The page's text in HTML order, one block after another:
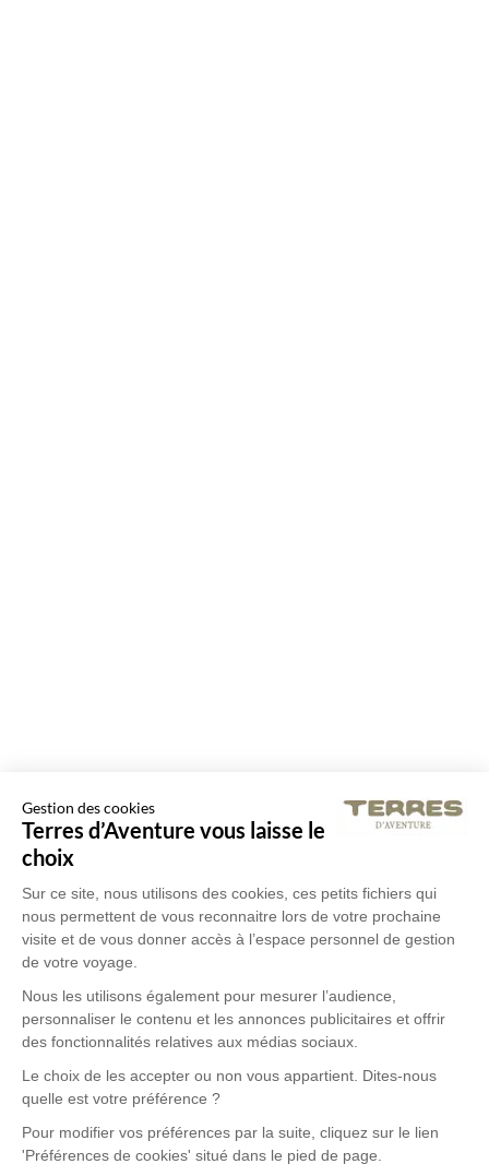
Gestion des cookies
Terres d’Aventure vous laisse le
choix
Sur ce site, nous utilisons des cookies, ces petits fichiers qui
nous permettent de vous reconnaitre lors de votre prochaine
visite et de vous donner accès à l’espace personnel de gestion
de votre voyage.
Nous les utilisons également pour mesurer l’audience,
personnaliser le contenu et les annonces publicitaires et offrir
des fonctionnalités relatives aux médias sociaux.
Le choix de les accepter ou non vous appartient. Dites-nous
quelle est votre préférence ?
Pour modifier vos préférences par la suite, cliquez sur le lien
'Préférences de cookies' situé dans le pied de page.